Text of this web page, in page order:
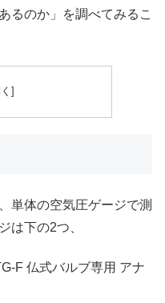
るのか」を調べてみるこ
単体の空気圧ゲージで測
は下の2つ、
F 仏式バルブ専用 アナ